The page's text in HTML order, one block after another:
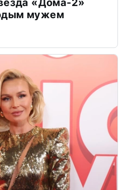
«Дома-2»
мужем